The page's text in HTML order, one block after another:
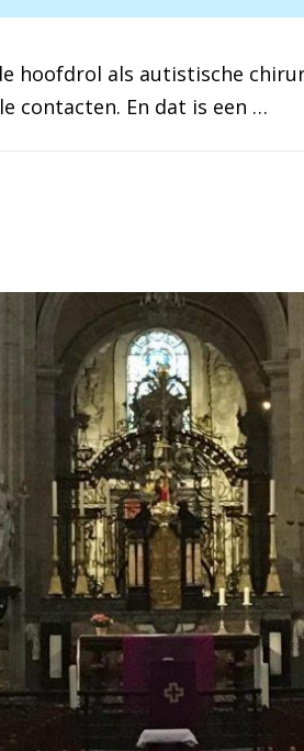
hoofdrol als autistische
contacten. En dat is een …